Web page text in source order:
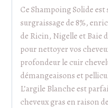
Ce Shampoing Solide
surgraissage de 8%,
de Ricin, Nigelle et Baie
pour nettoyer vos
profondeur le cuir
démangeaisons et
L’argile Blanche est
cheveux gras en raison